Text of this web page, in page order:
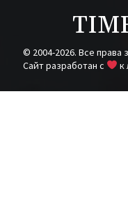
© 2004-2026. Все
Cайт разработан с
к